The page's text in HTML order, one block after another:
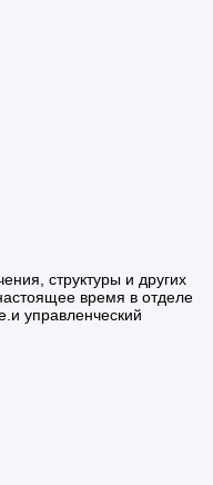
структуры и других
время в отделе
управленческий